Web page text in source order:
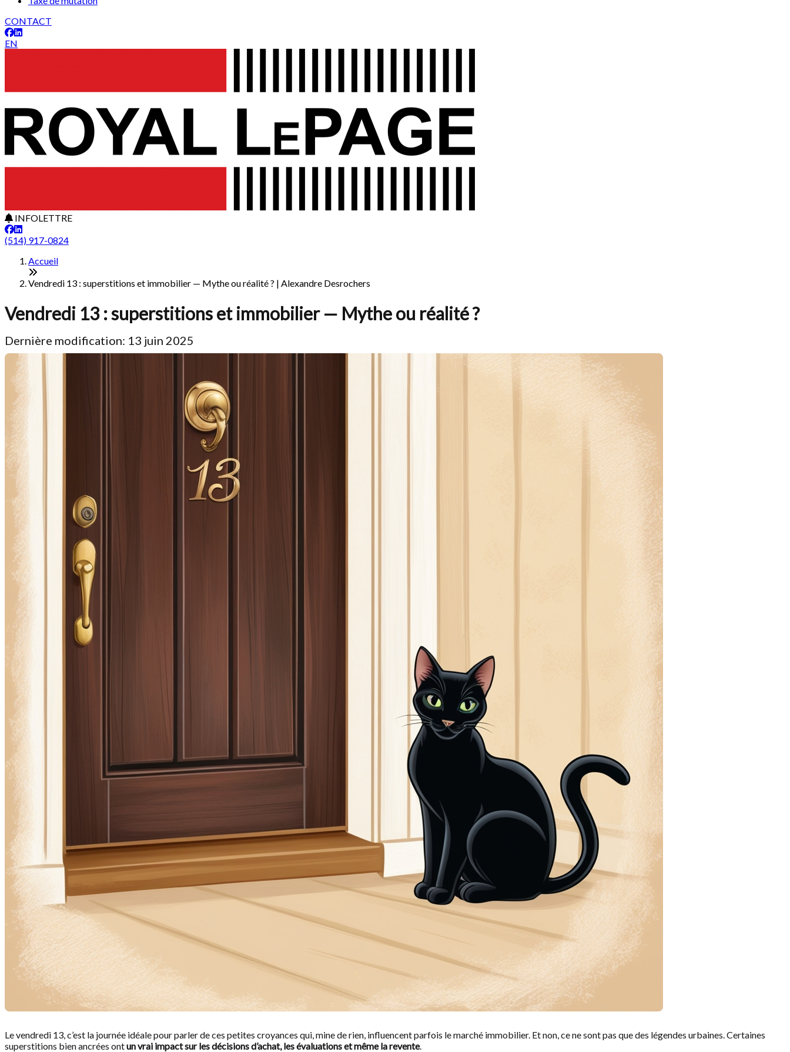
CONTACT
EN
INFOLETTRE
(514) 917-0824
Accueil
Vendredi 13 : superstitions et immobilier — Mythe ou réalité ? | Alexandre Desrochers
Vendredi 13 : superstitions et immobilier — Mythe ou réalité ?
Dernière modification: 13 juin 2025
Le vendredi 13, c’est la journée idéale pour parler de ces petites croyances qui, mine de rien, influencent parfois le marché immobilier. Et non, ce ne sont pas que des légendes urbaines. Certaines
superstitions bien ancrées ontun vrai impact sur les décisions d’achat, les évaluations et même la revente.